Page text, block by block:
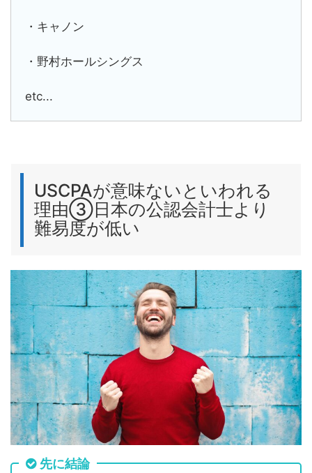
・キャノン
・野村ホールシングス
etc...
USCPAが意味ないといわれる
理由③日本の公認会計士より
難易度が低い
先に結論